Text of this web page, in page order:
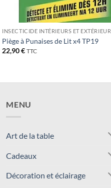
INSECTICIDE INTÉRIEURS ET EXTÉRIEUR
Piège à Punaises de Lit x4 TP19
22,90€ TTC
MENU
Art de la table
Cadeaux
Décoration et éclairage